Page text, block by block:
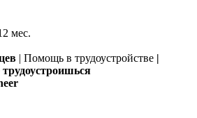
мес.
| Помощь в трудоустройстве |